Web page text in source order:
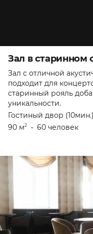
Зал в старинном
Зал с отличной
подходит для
старинный рояль
уникальности.
Гостиный двор (10мин.)
90 м2 • 60 человек